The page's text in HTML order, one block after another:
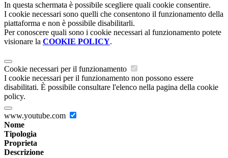
In questa schermata è possibile scegliere quali cookie consentire.
I cookie necessari sono quelli che consentono il funzionamento della
piattaforma e non è possibile disabilitarli.
Per conoscere quali sono i cookie necessari al funzionamento potete
visionare la COOKIE POLICY.
Cookie necessari per il funzionamento
I cookie necessari per il funzionamento non possono essere
disabilitati. È possibile consultare l'elenco nella pagina della cookie
policy.
www.youtube.com
Nome
Tipologia
Proprieta
Descrizione